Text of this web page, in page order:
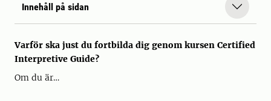
Innehåll på sidan
Varför ska just du fortbilda dig genom kursen Certified
Interpretive Guide?
Om du är…